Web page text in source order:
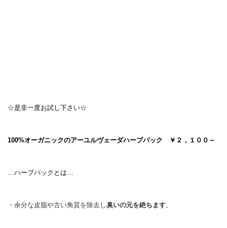
☆是非一度お試し下さい☆
100%オーガニックのアーユルヴェーダハーブパック ￥２，１００～
…ハーブパックとは…
・余分な皮脂や古い角質を除去し臭いの元を絶ちます。